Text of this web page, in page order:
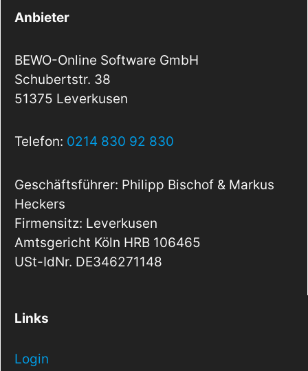
Anbieter
BEWO-Online Software GmbH
Schubertstr. 38
51375 Leverkusen
Telefon: 0214 830 92 830
Geschäftsführer: Philipp Bischof & Markus
Heckers
Firmensitz: Leverkusen
Amtsgericht Köln HRB 106465
USt-IdNr. DE346271148
Links
Login